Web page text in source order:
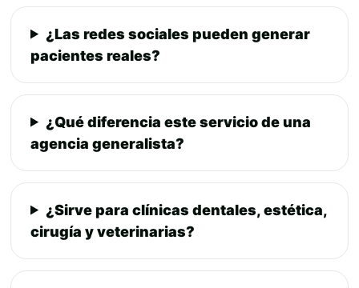
¿Las redes sociales pueden generar
pacientes reales?
¿Qué diferencia este servicio de una
agencia generalista?
¿Sirve para clínicas dentales, estética,
cirugía y veterinarias?